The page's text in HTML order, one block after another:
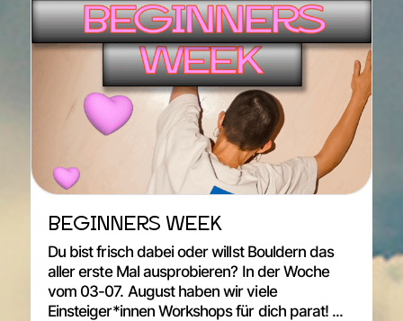
BEGINNERS WEEK
Du bist frisch dabei oder willst Bouldern das
aller erste Mal ausprobieren? In der Woche
vom 03-07. August haben wir viele
Einsteiger*innen Workshops für dich parat! ...